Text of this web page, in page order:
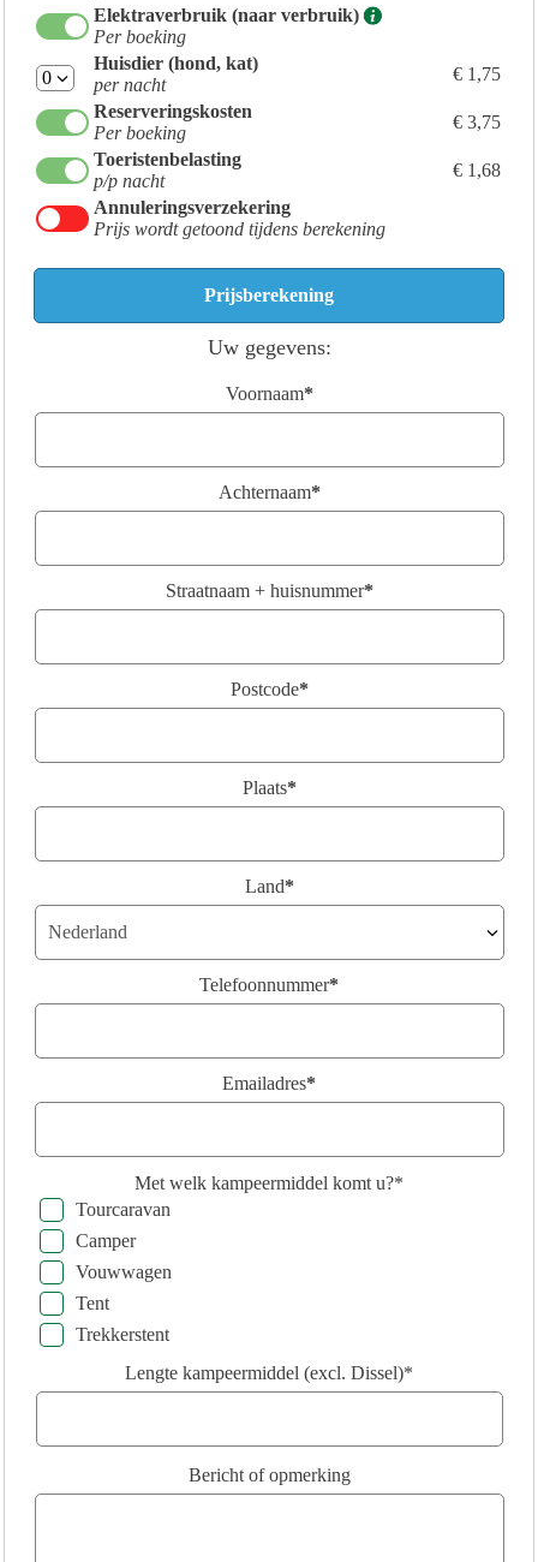
Elektraverbruik (naar verbruik)
Per boeking
Huisdier (hond, kat)
per nacht
€ 1,75
Reserveringskosten
Per boeking
€ 3,75
Toeristenbelasting
p/p nacht
€ 1,68
Annuleringsverzekering
Prijs wordt getoond tijdens berekening
Uw gegevens:
Voornaam*
Achternaam*
Straatnaam + huisnummer*
Postcode*
Plaats*
Land*
Telefoonnummer*
Emailadres*
Met welk kampeermiddel komt u?*
Tourcaravan
Camper
Vouwwagen
Tent
Trekkerstent
Lengte kampeermiddel (excl. Dissel)*
Bericht of opmerking